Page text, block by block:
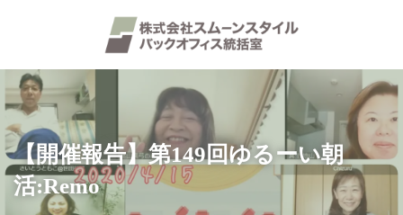
ツ
へ
ス
ッ
プ
シ
ョ
ン
移
動【開催報告】第149回ゆるーい朝
活:Remo